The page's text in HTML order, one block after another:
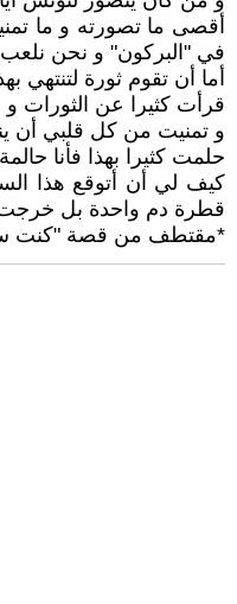
أقصى ما تصورته و ما
في ʺالبركونʺ و نحن
أما أن تقوم ثورة لتنتهي
قرأت كثيرا عن الثورات و
و تمنيت من كل قلبي أن
حلمت كثيرا بهذا فأنا
كيف لي أن أتوقع هذا
قطرة دم واحدة بل خرجت
*مقتطف من قصة ʺكنت